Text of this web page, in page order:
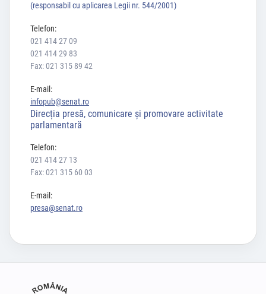
(responsabil cu aplicarea Legii nr. 544/2001)
Telefon:
021 414 27 09
021 414 29 83
Fax: 021 315 89 42
E-mail:
infopub@senat.ro
Direcția presă, comunicare și promovare activitate
parlamentară
Telefon:
021 414 27 13
Fax: 021 315 60 03
E-mail:
presa@senat.ro